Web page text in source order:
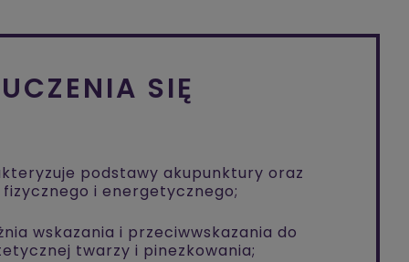
SIĘ
podstawy akupunktury oraz
i energetycznego;
wskazania i przeciwwskazania do
twarzy i pinezkowania;